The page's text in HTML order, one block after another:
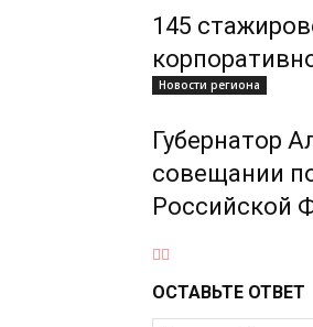
145
Новости региона
Губернатор
совещании
Российской
ОСТАВЬТЕ ОТВЕТ